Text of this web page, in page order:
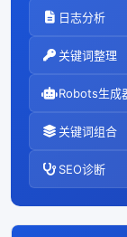
日志分析
关键词整理
Robots生成
关键词组合
SEO诊断